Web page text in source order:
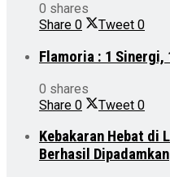
0 shares
Share 0 Tweet 0
Flamoria : 1 Sinergi,
0 shares
Share 0 Tweet 0
Kebakaran Hebat di
Berhasil Dipadamkan